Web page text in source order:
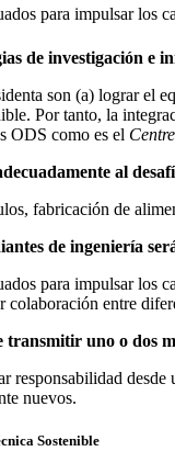
para impulsar los
de investigación e
son (a) lograr
Por tanto, la
ODS como es el
al
fabricación de
de ingeniería
para impulsar los
entre
uno o dos
responsabilidad
nuevos.
Sostenible